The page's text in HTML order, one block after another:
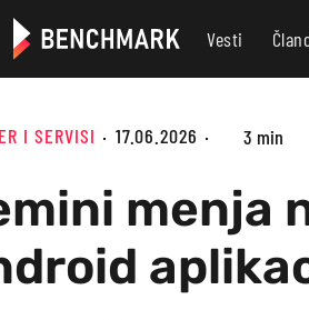
Vesti
I SERVISI 17.06.2026 3 min
menja